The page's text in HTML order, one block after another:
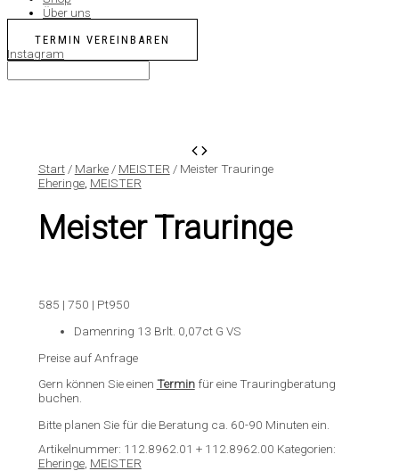
Über uns
TERMIN VEREINBAREN
Instagram
Start/ Marke/ MEISTER / Meister Trauringe
Eheringe, MEISTER
Meister Trauringe
585 | 750 | Pt950
Damenring 13 Brlt. 0,07ct G VS
Preise auf Anfrage
Gern können Sie einen Terminfür eine Trauringberatung
buchen.
Bitte planen Sie für die Beratung ca. 60-90 Minuten ein.
Artikelnummer: 112.8962.01 + 112.8962.00 Kategorien:
Eheringe, MEISTER